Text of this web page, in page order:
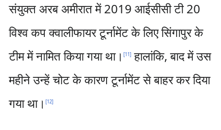
संयुक्त अरब अमीरात में 2019 आईसीसी टी 20
विश्व कप क्वालीफायर टूर्नामेंट के लिए सिंगापुर के
टीम में नामित किया गया था। [11]हालांकि, बाद में उस
महीने उन्हें चोट के कारण टूर्नामेंट से बाहर कर दिया
गया था। [12]